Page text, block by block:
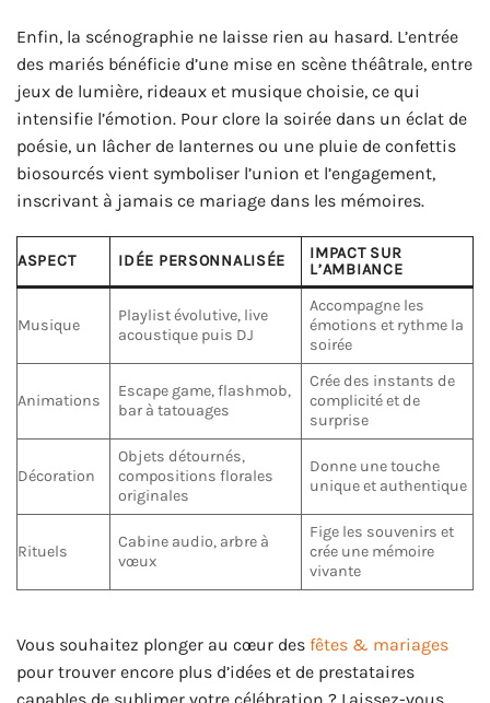
Enfin, la scénographie ne laisse rien au hasard. L’entrée
des mariés bénéficie d’une mise en scène théâtrale, entre
jeux de lumière, rideaux et musique choisie, ce qui
intensifie l’émotion. Pour clore la soirée dans un éclat de
poésie, un lâcher de lanternes ou une pluie de confettis
biosourcés vient symboliser l’union et l’engagement,
inscrivant à jamais ce mariage dans les mémoires.
ASPECT IDÉE PERSONNALISÉE
IMPACT SUR
L’AMBIANCE
Musique
Playlist évolutive, live
acoustique puis DJ
Accompagne les
émotions et rythme la
soirée
Animations
Escape game, flashmob,
bar à tatouages
Crée des instants de
complicité et de
surprise
Décoration
Objets détournés,
compositions florales
originales
Donne une touche
unique et authentique
Rituels
Cabine audio, arbre à
vœux
Fige les souvenirs et
crée une mémoire
vivante
Vous souhaitez plonger au cœur des fêtes & mariages
pour trouver encore plus d’idées et de prestataires